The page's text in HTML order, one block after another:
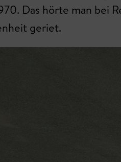
Das hörte man bei
geriet.